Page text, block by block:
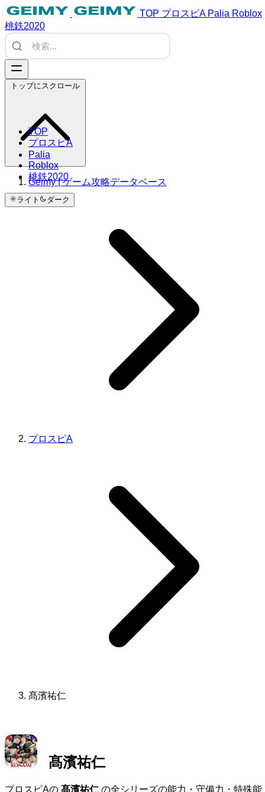
TOP プロスピA Palia Roblox
桃鉄2020
TOP
プロスピA
Palia
Roblox
桃鉄2020
ライト ダーク
トップにスクロール
Geimy | ゲーム攻略データベース
プロスピA
髙濱祐仁
髙濱祐仁
プロスピAの 髙濱祐仁 の全シリーズの能力・守備力・特殊能